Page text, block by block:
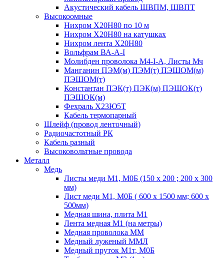
Акустический кабель ШВПМ, ШВПТ
Высокоомные
Нихром Х20Н80 по 10 м
Нихром Х20Н80 на катушках
Нихром лента Х20Н80
Вольфрам ВА-А-I
Молибден проволока М4-I-А, Листы Мч
Манганин ПЭМ(м) ПЭМ(т) ПЭШОМ(м)
ПЭШОМ(т)
Константан ПЭК(т) ПЭК(м) ПЭШОК(т)
ПЭШОК(м)
Фехраль Х23Ю5Т
Кабель термопарный
Шлейф (провод ленточный)
Радиочастотный РК
Кабель разный
Высоковольтные провода
Металл
Медь
Листы меди М1, М0Б (150 х 200 ; 200 х 300
мм)
Лист меди М1, М0Б ( 600 х 1500 мм; 600 х
500мм)
Медная шина, плита М1
Лента медная М1 (на метры)
Медная проволока ММ
Медный луженый ММЛ
Медный пруток М1т, М0Б